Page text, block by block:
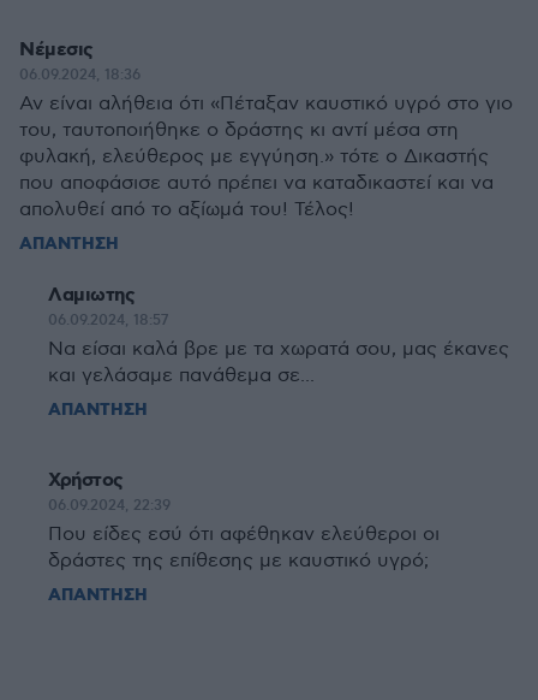
Νέμεσις
06.09.2024, 18:36
Αν είναι αλήθεια ότι «Πέταξαν καυστικό υγρό στο γιο
του, ταυτοποιήθηκε ο δράστης κι αντί μέσα στη
φυλακή, ελεύθερος με εγγύηση.» τότε ο Δικαστής
που αποφάσισε αυτό πρέπει να καταδικαστεί και να
απολυθεί από το αξίωμά του! Τέλος!
ΑΠΑΝΤΗΣΗ
Λαμιωτης
06.09.2024, 18:57
Να είσαι καλά βρε με τα χωρατά σου, μας έκανες
και γελάσαμε πανάθεμα σε...
ΑΠΑΝΤΗΣΗ
Χρήστος
06.09.2024, 22:39
Που είδες εσύ ότι αφέθηκαν ελεύθεροι οι
δράστες της επίθεσης με καυστικό υγρό;
ΑΠΑΝΤΗΣΗ